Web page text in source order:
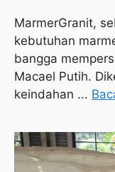
MarmerGranit,
kebutuhan
bangga
Macael Putih.
keindahan ...